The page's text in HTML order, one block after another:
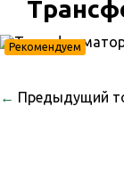
Рекомендуем
← Предыдущий